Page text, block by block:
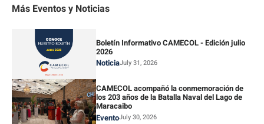
Más Eventos y Noticias
Boletín Informativo CAMECOL - Edición julio
2026
NoticiaJuly 31, 2026
CAMECOL acompañó la conmemoración de
los 203 años de la Batalla Naval del Lago de
Maracaibo
EventoJuly 30, 2026